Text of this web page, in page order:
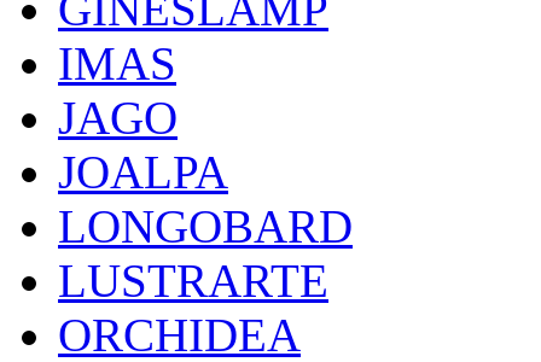
IMAS
JAGO
JOALPA
LONGOBARD
LUSTRARTE
ORCHIDEA